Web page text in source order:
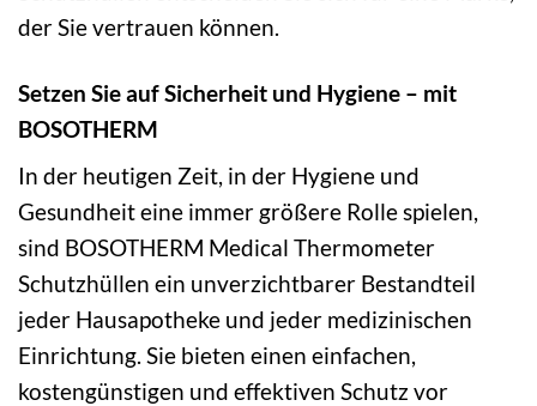
der Sie vertrauen können.
Setzen Sie auf Sicherheit und Hygiene – mit
BOSOTHERM
In der heutigen Zeit, in der Hygiene und
Gesundheit eine immer größere Rolle spielen,
sind BOSOTHERM Medical Thermometer
Schutzhüllen ein unverzichtbarer Bestandteil
jeder Hausapotheke und jeder medizinischen
Einrichtung. Sie bieten einen einfachen,
kostengünstigen und effektiven Schutz vor